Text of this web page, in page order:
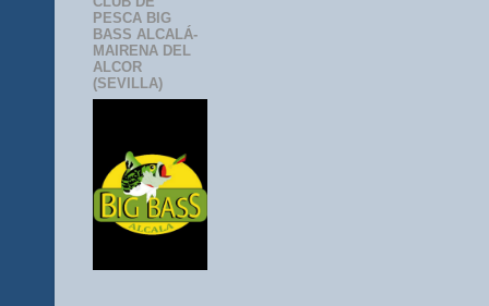
PESCA BIG
BASS ALCALÁ-
MAIRENA DEL
ALCOR
(SEVILLA)